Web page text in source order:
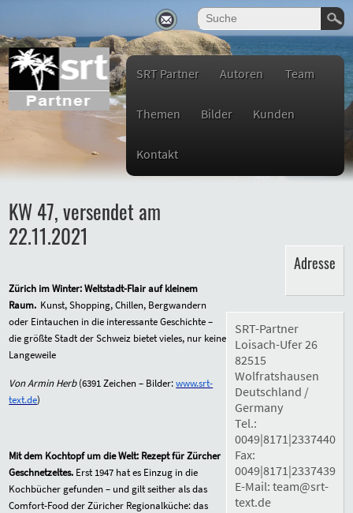
SRT Partner Autoren Team
Themen Bilder Kunden
Kontakt
KW 47, versendet am
22.11.2021
Zürich im Winter: Weltstadt-Flair auf kleinem
Raum. Kunst, Shopping, Chillen, Bergwandern
oder Eintauchen in die interessante Geschichte –
die größte Stadt der Schweiz bietet vieles, nur keine
Langeweile
Von Armin Herb(6391Zeichen – Bilder:www.srt-
text.de)
Mit dem Kochtopf um die Welt: Rezept für Zürcher
Geschnetzeltes. Erst 1947 hat es Einzug in die
Kochbücher gefunden – und gilt seither als das
Comfort-Food der Züricher Regionalküche: das
Adresse
SRT-Partner
Loisach-Ufer 26
82515
Wolfratshausen
Deutschland /
Germany
Tel.:
0049|8171|2337440
Fax:
0049|8171|2337439
E-Mail: team@srt-
text.de